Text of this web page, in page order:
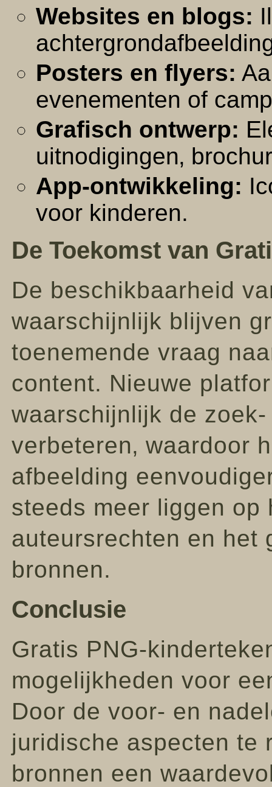
Websites en blogs:
Posters en flyers:
evenementen of
Grafisch ontwerp:
uitnodigingen‚
App-ontwikkeling:
voor kinderen.
De Toekomst van
De beschikbaarheid
waarschijnlijk blijven
toenemende vraag
content. Nieuwe
waarschijnlijk de
verbeteren‚ waardoor
afbeelding
steeds meer liggen op
auteursrechten en het
bronnen.
Conclusie
Gratis PNG-
mogelijkheden voor
Door de voor- en
juridische aspecten te
bronnen een